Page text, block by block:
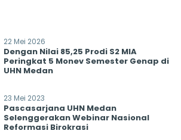
22 Mei 2026
Dengan Nilai 85,25 Prodi S2 MIA
Peringkat 5 Monev Semester Genap di
UHN Medan
23 Mei 2023
Pascasarjana UHN Medan
Selenggerakan Webinar Nasional
Reformasi Birokrasi